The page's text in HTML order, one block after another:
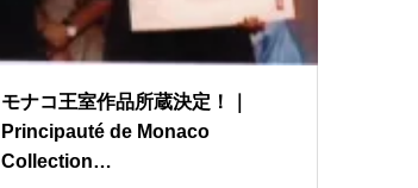
モナコ王室作品所蔵決定！｜
Principauté de Monaco
Collection…